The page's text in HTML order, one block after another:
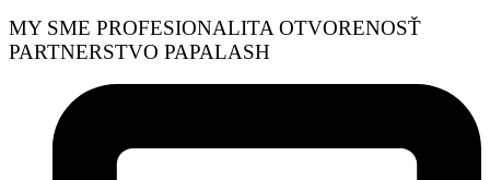
MY SME PROFESIONALITA OTVORENOSŤ
PARTNERSTVO PAPALASH